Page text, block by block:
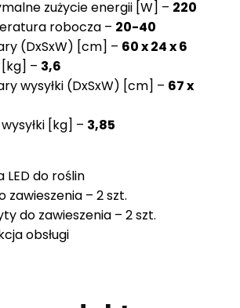
zużycie energii [W] – 220
robocza – 20-40
(DxSxW) [cm] – 60 x 24 x 6
– 3,6
wysyłki (DxSxW) [cm] – 67 x
[kg] – 3,85
LED do roślin
zawieszenia – 2 szt.
do zawieszenia – 2 szt.
obsługi